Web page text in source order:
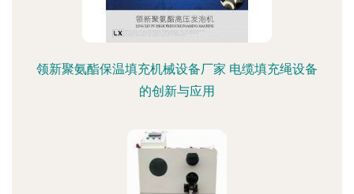
领新聚氨酯保温填充机械设备厂家 电缆填充绳设备
的创新与应用